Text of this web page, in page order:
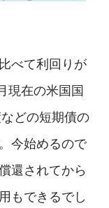
べて利回りが
現在の米国国
どの短期債の
今始めるので
還されてから
もできるでし